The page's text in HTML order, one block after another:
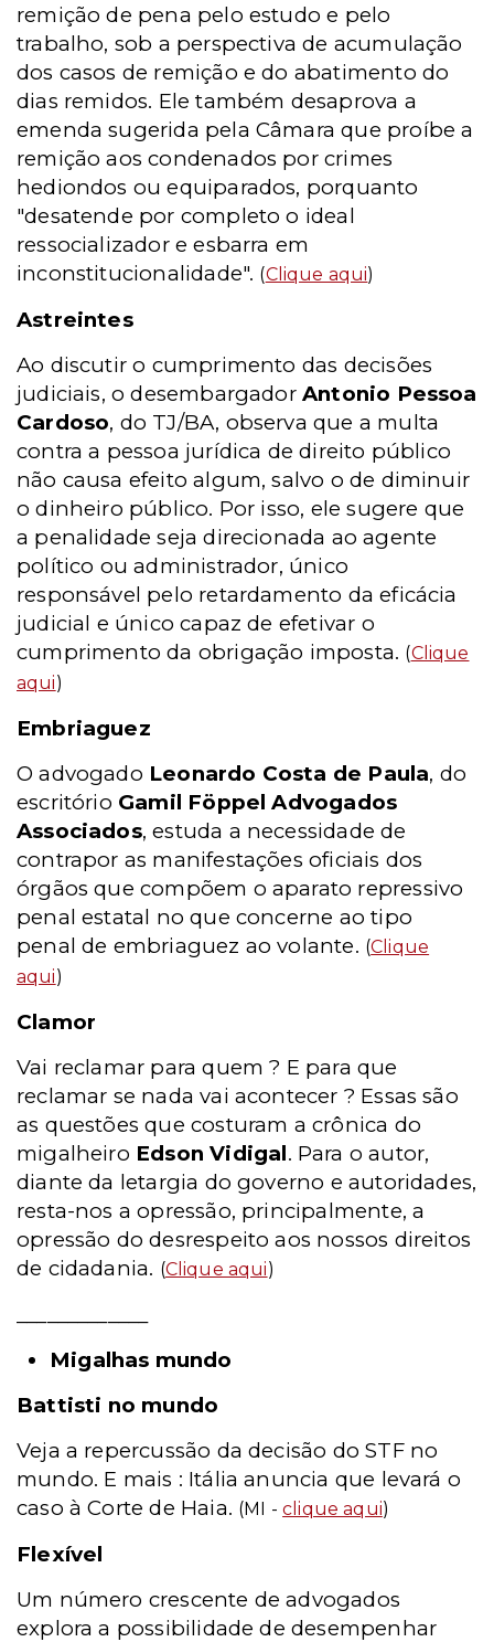
remição de pena pelo estudo e pelo
trabalho, sob a perspectiva de acumulação
dos casos de remição e do abatimento do
dias remidos. Ele também desaprova a
emenda sugerida pela Câmara que proíbe a
remição aos condenados por crimes
hediondos ou equiparados, porquanto
"desatende por completo o ideal
ressocializador e esbarra em
inconstitucionalidade". (Clique aqui)
Astreintes
Ao discutir o cumprimento das decisões
judiciais, o desembargadorAntonio Pessoa
Cardoso, do TJ/BA, observa que a multa
contra a pessoa jurídica de direito público
não causa efeito algum, salvo o de diminuir
o dinheiro público. Por isso, ele sugere que
a penalidade seja direcionada ao agente
político ou administrador, único
responsável pelo retardamento da eficácia
judicial e único capaz de efetivar o
cumprimento da obrigação imposta. (Clique
aqui)
Embriaguez
O advogado Leonardo Costa de Paula, do
escritório Gamil Föppel Advogados
Associados, estuda a necessidade de
contrapor as manifestações oficiais dos
órgãos que compõem o aparato repressivo
penal estatal no que concerne ao tipo
penal de embriaguez ao volante. (Clique
aqui)
Clamor
Vai reclamar para quem ? E para que
reclamar se nada vai acontecer ? Essas são
as questões que costuram a crônica do
migalheiro Edson Vidigal. Para o autor,
diante da letargia do governo e autoridades,
resta-nos a opressão, principalmente, a
opressão do desrespeito aos nossos direitos
de cidadania. (Clique aqui)
Migalhas mundo
Battisti no mundo
Veja a repercussão da decisão do STF no
mundo. E mais : Itália anuncia que levará o
caso à Corte de Haia. (MI -clique aqui)
Flexível
Um número crescente de advogados
explora a possibilidade de desempenhar